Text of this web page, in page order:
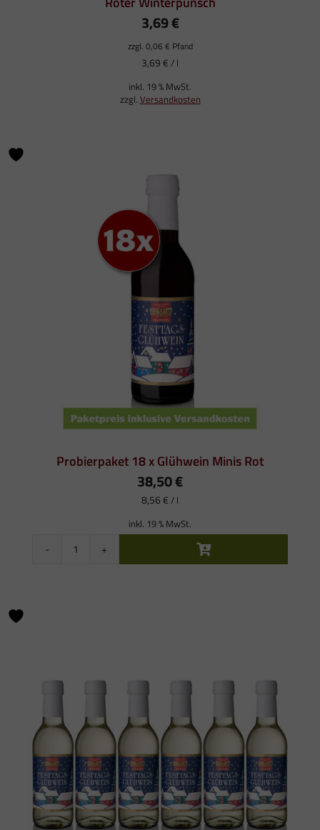
3,69€
zzgl. 0,06 € Pfand
3,69€ / l
inkl. 19 % MwSt.
zzgl. Versandkosten
Probierpaket 18 x Glühwein Minis Rot
38,50€
8,56€ / l
inkl. 19 % MwSt.
Probierpaket